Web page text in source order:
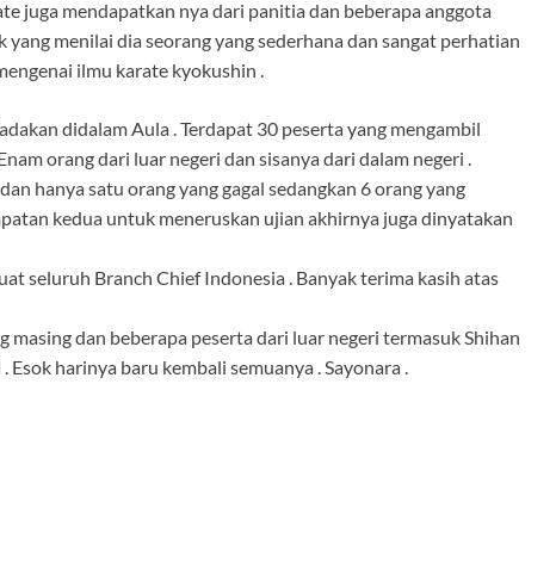
juga mendapatkan nya dari panitia dan beberapa anggota
menilai dia seorang yang sederhana dan sangat perhatian
ilmu karate kyokushin .
didalam Aula . Terdapat 30 peserta yang mengambil
orang dari luar negeri dan sisanya dari dalam negeri .
hanya satu orang yang gagal sedangkan 6 orang yang
kedua untuk meneruskan ujian akhirnya juga dinyatakan
seluruh Branch Chief Indonesia . Banyak terima kasih atas
dan beberapa peserta dari luar negeri termasuk Shihan
harinya baru kembali semuanya . Sayonara .